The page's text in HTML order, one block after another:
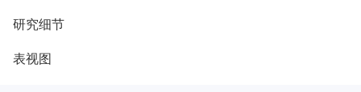
研究细节
表视图